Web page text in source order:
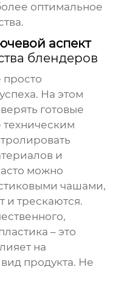
оптимальное
аспект
блендеров
просто
На этом
готовые
техническим
и
можно
чашами,
и трескаются.
– это
на
продукта. Не